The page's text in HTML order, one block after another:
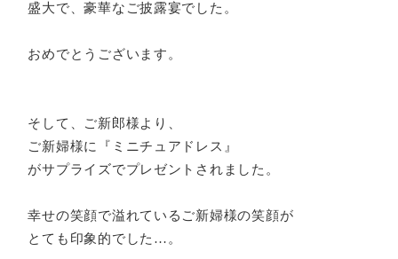
盛大で、豪華なご披露宴でした。
おめでとうございます。
そして、ご新郎様より、
ご新婦様に『ミニチュアドレス』
がサプライズでプレゼントされました。
幸せの笑顔で溢れているご新婦様の笑顔が
とても印象的でした…。